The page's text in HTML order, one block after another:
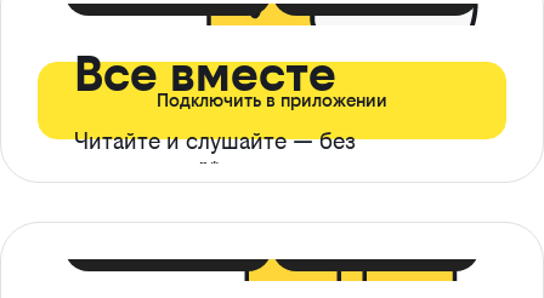
Все вместе
Читайте и слушайте — без
ограничений*
Подключить в приложении